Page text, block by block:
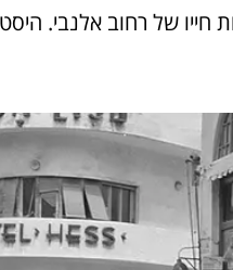
של רחוב אלנבי.